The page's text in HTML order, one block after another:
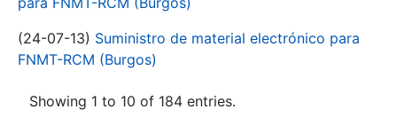
(24-07-13) Suministro de material electrónico para
FNMT-RCM (Burgos)
Showing 1 to 10 of 184 entries.